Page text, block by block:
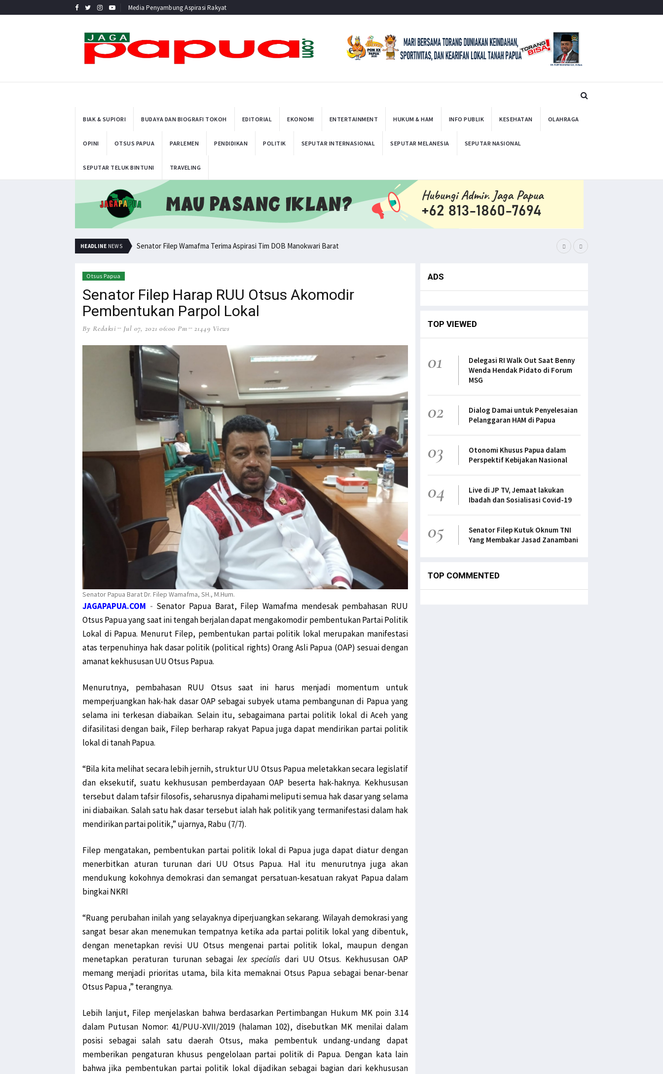
Media Penyambung Aspirasi Rakyat
BIAK & SUPIORI BUDAYA DAN BIOGRAFI TOKOH EDITORIAL EKONOMI ENTERTAINMENT HUKUM & HAM INFO PUBLIK KESEHATAN OLAHRAGA
OPINI OTSUS PAPUA PARLEMEN PENDIDIKAN POLITIK SEPUTAR INTERNASIONAL SEPUTAR MELANESIA SEPUTAR NASIONAL
SEPUTAR TELUK BINTUNI TRAVELING
HEADLINE NEWS Senator Filep Wamafma Terima Aspirasi Tim DOB Manokwari Barat
Otsus Papua
Senator Filep Harap RUU Otsus Akomodir
Pembentukan Parpol Lokal
By Redaksi Jul 07, 2021 06:00 Pm 21449 Views
Senator Papua Barat Dr. Filep Wamafma, SH., M.Hum.
JAGAPAPUA.COM - Senator Papua Barat, Filep Wamafma mendesak pembahasan RUU
Otsus Papua yang saat ini tengah berjalan dapat mengakomodir pembentukan Partai Politik
Lokal di Papua. Menurut Filep, pembentukan partai politik lokal merupakan manifestasi
atas terpenuhinya hak dasar politik (political rights) Orang Asli Papua (OAP) sesuai dengan
amanat kekhususan UU Otsus Papua.
Menurutnya, pembahasan RUU Otsus saat ini harus menjadi momentum untuk
memperjuangkan hak-hak dasar OAP sebagai subyek utama pembangunan di Papua yang
selama ini terkesan diabaikan. Selain itu, sebagaimana partai politik lokal di Aceh yang
difasilitasi dengan baik, Filep berharap rakyat Papua juga dapat mendirikan partai politik
lokal di tanah Papua.
“Bila kita melihat secara lebih jernih, struktur UU Otsus Papua meletakkan secara legislatif
dan eksekutif, suatu kekhususan pemberdayaan OAP beserta hak-haknya. Kekhususan
tersebut dalam tafsir filosofis, seharusnya dipahami meliputi semua hak dasar yang selama
ini diabaikan. Salah satu hak dasar tersebut ialah hak politik yang termanifestasi dalam hak
mendirikan partai politik,” ujarnya, Rabu (7/7).
Filep mengatakan, pembentukan partai politik lokal di Papua juga dapat diatur dengan
menerbitkan aturan turunan dari UU Otsus Papua. Hal itu menurutnya juga akan
mendukung kokohnya demokrasi dan semangat persatuan-kesatuan rakyat Papua dalam
bingkai NKRI
“Ruang perubahan inilah yang selayaknya diperjuangkan sekarang. Wilayah demokrasi yang
sangat besar akan menemukan tempatnya ketika ada partai politik lokal yang dibentuk,
dengan menetapkan revisi UU Otsus mengenai partai politik lokal, maupun dengan
menetapkan peraturan turunan sebagailex specialis dari UU Otsus. Kekhususan OAP
memang menjadi prioritas utama, bila kita memaknai Otsus Papua sebagai benar-benar
Otsus Papua ,” terangnya.
Lebih lanjut, Filep menjelaskan bahwa berdasarkan Pertimbangan Hukum MK poin 3.14
dalam Putusan Nomor: 41/PUU-XVII/2019 (halaman 102), disebutkan MK menilai dalam
posisi sebagai salah satu daerah Otsus, maka pembentuk undang-undang dapat
memberikan pengaturan khusus pengelolaan partai politik di Papua. Dengan kata lain
bahwa jika pembentukan partai politik lokal dijadikan sebagai bagian dari kekhususan
ADS
TOP VIEWED
01
Delegasi RI Walk Out Saat Benny
Wenda Hendak Pidato di Forum
MSG
02
Dialog Damai untuk Penyelesaian
Pelanggaran HAM di Papua
03
Otonomi Khusus Papua dalam
Perspektif Kebijakan Nasional
04
Live di JP TV, Jemaat lakukan
Ibadah dan Sosialisasi Covid-19
05
Senator Filep Kutuk Oknum TNI
Yang Membakar Jasad Zanambani
TOP COMMENTED